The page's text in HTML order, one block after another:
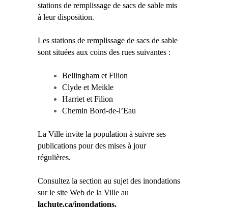
stations de remplissage de sacs de sable mis
à leur disposition.
Les stations de remplissage de sacs de sable
sont situées aux coins des rues suivantes :
Bellingham et Filion
Clyde et Meikle
Harriet et Filion
Chemin Bord-de-l’Eau
La Ville invite la population à suivre ses
publications pour des mises à jour
régulières.
Consultez la section au sujet des inondations
sur le site Web de la Ville au
lachute.ca/inondations.